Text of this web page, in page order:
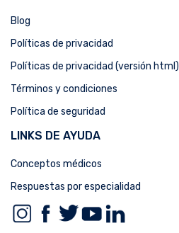
Blog
Políticas de privacidad
Políticas de privacidad (versión html)
Términos y condiciones
Política de seguridad
LINKS DE AYUDA
Conceptos médicos
Respuestas por especialidad